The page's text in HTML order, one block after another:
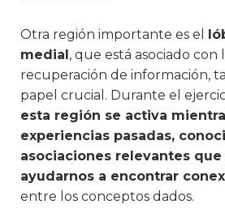
Otra región importante es el
medial , que está asociado con
recuperación de información,
papel crucial. Durante el
esta región se activa
experiencias pasadas,
asociaciones relevantes
ayudarnos a encontrar
entre los conceptos dados.